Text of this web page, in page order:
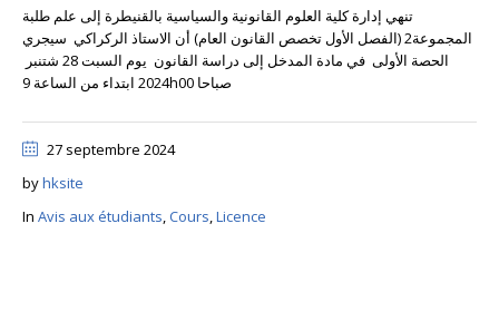
تنهي إدارة كلية العلوم القانونية والسياسية بالقنيطرة إلى علم طلبة
المجموعة2 (الفصل الأول تخصص القانون العام) أن الاستاذ الركراكي سيجري
الحصة الأولى في مادة المدخل إلى دراسة القانون يوم السبت 28 شتنبر
2024 ابتداء من الساعة 9h00 صباحا
27 septembre 2024
byhksite
In Avis aux étudiants,Cours,Licence